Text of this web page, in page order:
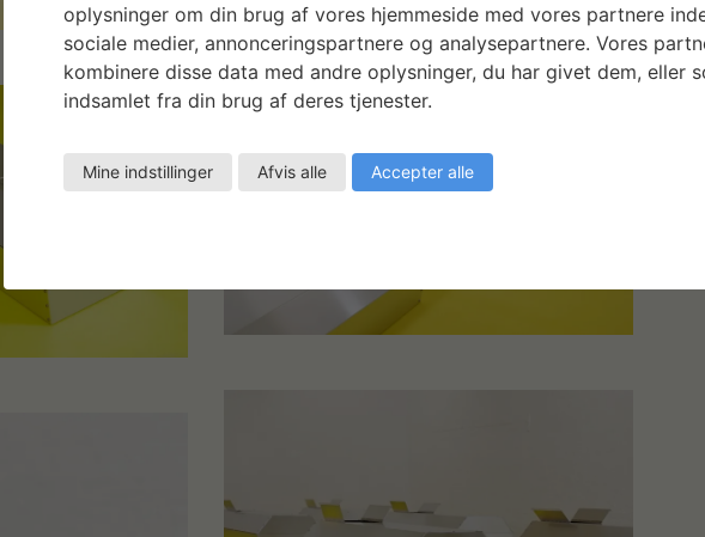
oplysninger om din brug af vores hjemmeside med vores partnere
sociale medier, annonceringspartnere og analysepartnere. Vores
kombinere disse data med andre oplysninger, du har givet dem, eller
indsamlet fra din brug af deres tjenester.
Mine indstillinger Afvis alle Accepter alle